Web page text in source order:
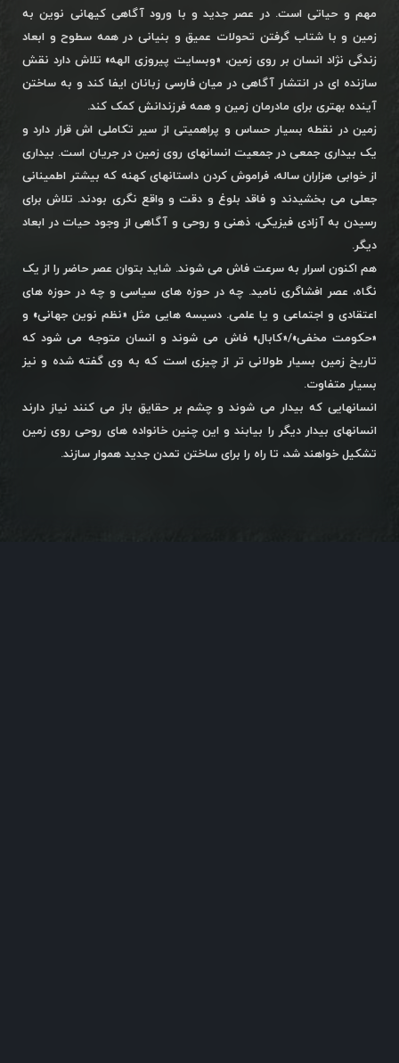
مهم و حیاتی است. در عصر جدید و با ورود آگاهی کیهانی نوین به
زمین و با شتاب گرفتن تحولات عمیق و بنیانی در همه سطوح و ابعاد
زندگی نژاد انسان بر روی زمین، «وبسایت پیروزی الهه» تلاش دارد نقش
سازنده ای در انتشار آگاهی در میان فارسی زبانان ایفا کند و به ساختن
آینده بهتری برای مادرمان زمین و همه فرزندانش کمک کند.
زمین در نقطه بسیار حساس و پراهمیتی از سیر تکاملی اش قرار دارد و
یک بیداری جمعی در جمعیت انسانهای روی زمین در جریان است. بیداری
از خوابی هزاران ساله، فراموش کردن داستانهای کهنه که بیشتر اطمینانی
جعلی می بخشیدند و فاقد بلوغ و دقت و واقع نگری بودند. تلاش برای
رسیدن به آزادی فیزیکی، ذهنی و روحی و آگاهی از وجود حیات در ابعاد
دیگر.
هم اکنون اسرار به سرعت فاش می شوند. شاید بتوان عصر حاضر را از یک
نگاه، عصر افشاگری نامید. چه در حوزه های سیاسی و چه در حوزه های
اعتقادی و اجتماعی و یا علمی. دسیسه هایی مثل «نظم نوین جهانی» و
«حکومت مخفی»/«کابال» فاش می شوند و انسان متوجه می شود که
تاریخ زمین بسیار طولانی تر از چیزی است که به وی گفته شده و نیز
بسیار متفاوت.
انسانهایی که بیدار می شوند و چشم بر حقایق باز می کنند نیاز دارند
انسانهای بیدار دیگر را بیابند و این چنین خانواده های روحی روی زمین
تشکیل خواهند شد، تا راه را برای ساختن تمدن جدید هموار سازند.